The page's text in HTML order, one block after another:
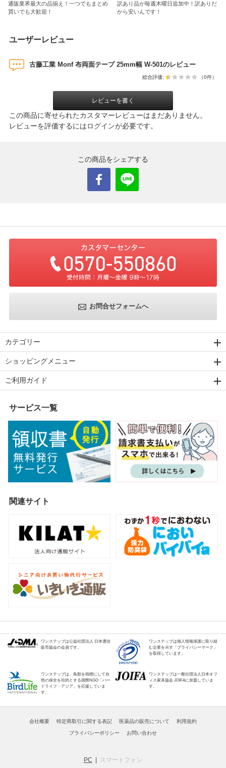
通販業界最大の品揃え！一つでもまとめ
買いでも大歓迎！
訳あり品が毎週木曜日追加中！訳ありだ
から安いんです！
ユーザーレビュー
古藤工業 Monf 布両面テープ 25mm幅 W-501のレビュー
総合評価: （0件）
レビューを書く
この商品に寄せられたカスタマーレビューはまだありません。
レビューを評価するにはログインが必要です。
この商品をシェアする
お問合せフォームへ
カテゴリー
ショッピングメニュー
ご利用ガイド
サービス一覧
関連サイト
ワンステップは公益社団法人 日本通信
販売協会の会員です。
ワンステップは個人情報保護に取り組
む企業を示す「プライバシーマーク」
を取得しています。
ワンステップは、鳥類を指標にして自
然の保全を目的とする国際NGO「バー
ドライフ・アジア」を応援していま
す。
ワンステップは一般社団法人日本オフ
ィス家具協会 JOIFAに加盟していま
す。
会社概要 特定商取引に関する表記 医薬品の販売について 利用規約
プライバシーポリシー お問い合わせ
PC スマートフォン